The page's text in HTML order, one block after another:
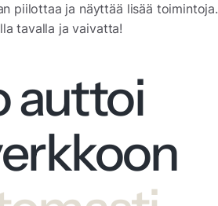
piilottaa ja näyttää lisää toimintoja.
tavalla ja vaivatta!
auttoi